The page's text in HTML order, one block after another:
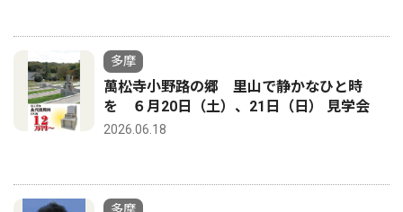
多摩
萬松寺小野路の郷 里山で静かなひと時
を ６月20日（土）、21日（日） 見学会
2026.06.18